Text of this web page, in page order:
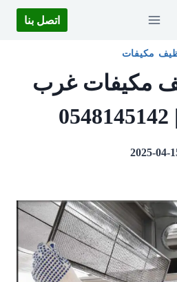
اتصل بنا
مكيفات
مكيفات غرب
2025-04-